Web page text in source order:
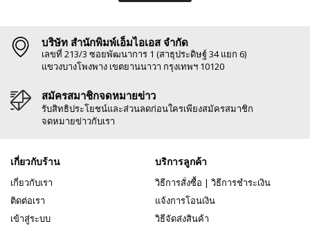
บริษัท สำนักพิมพ์เอ็มไอเอส จำกัด
เลขที่ 213/3 ซอยพัฒนาการ 1 (สาธุประดิษฐ์ 34 แยก 6)
แขวงบางโพงพาง เขตยานนาวา กรุงเทพฯ 10120
สมัครสมาชิกจดหมายข่าว
รับสิทธิประโยชน์และส่วนลดก่อนใครเพียงสมัครสมาชิก
จดหมายข่าวกับเรา
เกี่ยวกับร้าน
เกี่ยวกับเรา
ติดต่อเรา
เข้าสู่ระบบ
บริการลูกค้า
วิธีการสั่งซื้อ | วิธีการชำระเงิน
แจ้งการโอนเงิน
วิธีจัดส่งสินค้า